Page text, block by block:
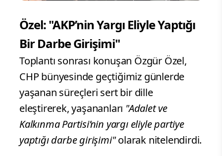
Özel: "AKP’nin Yargı Eliyle Yaptığı
Bir Darbe Girişimi"
Toplantı sonrası konuşan Özgür Özel,
CHP bünyesinde geçtiğimiz günlerde
yaşanan süreçleri sert bir dille
eleştirerek, yaşananları "Adalet ve
Kalkınma Partisi’nin yargı eliyle partiye
yaptığı darbe girişimi"olarak nitelendirdi.